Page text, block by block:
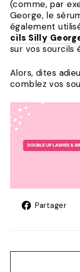
(comme, par
George, le
également
cils Silly
sur vos sourcils
Alors, dites
comblez vos
Partager